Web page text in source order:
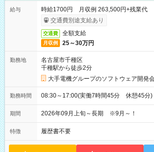
給与
時給1700円 月収例 263,500円+残業代
交通費別途支給あり
交通費 全額支給
月収例 25～30万円
勤務地
名古屋市千種区
千種駅から徒歩2分
大手電機グループのソフトウェア開発
勤務時間 08:30～17:00(実働7時間45分 休憩45分)
期間 2026年09月上旬～長期 ※9月～！
特徴 履歴書不要